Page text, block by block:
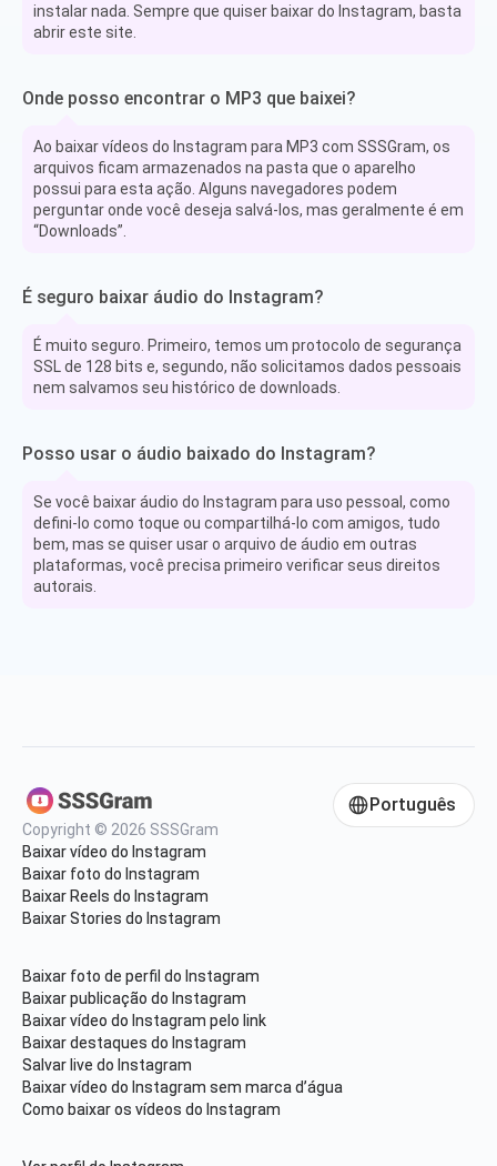
instalar nada. Sempre que quiser baixar do Instagram, basta
abrir este site.
Onde posso encontrar o MP3 que baixei?
Ao baixar vídeos do Instagram para MP3 com SSSGram, os
arquivos ficam armazenados na pasta que o aparelho
possui para esta ação. Alguns navegadores podem
perguntar onde você deseja salvá-los, mas geralmente é em
“Downloads”.
É seguro baixar áudio do Instagram?
É muito seguro. Primeiro, temos um protocolo de segurança
SSL de 128 bits e, segundo, não solicitamos dados pessoais
nem salvamos seu histórico de downloads.
Posso usar o áudio baixado do Instagram?
Se você baixar áudio do Instagram para uso pessoal, como
defini-lo como toque ou compartilhá-lo com amigos, tudo
bem, mas se quiser usar o arquivo de áudio em outras
plataformas, você precisa primeiro verificar seus direitos
autorais.
Copyright © 2026 SSSGram
Português
Baixar vídeo do Instagram
Baixar foto do Instagram
Baixar Reels do Instagram
Baixar Stories do Instagram
Baixar foto de perfil do Instagram
Baixar publicação do Instagram
Baixar vídeo do Instagram pelo link
Baixar destaques do Instagram
Salvar live do Instagram
Baixar vídeo do Instagram sem marca d’água
Como baixar os vídeos do Instagram